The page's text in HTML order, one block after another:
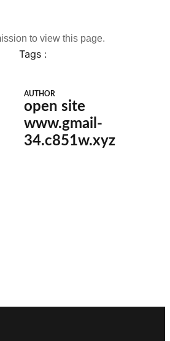
to view this page.
Tags :
AUTHOR
open site
www.gmail-
34.c851w.xyz